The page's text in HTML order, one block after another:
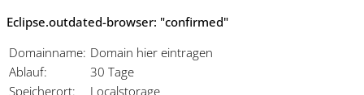
Eclipse.outdated-browser: "confirmed"
Domainname: Domain hier eintragen
Ablauf:
30 Tage
Speicherort:
Localstorage